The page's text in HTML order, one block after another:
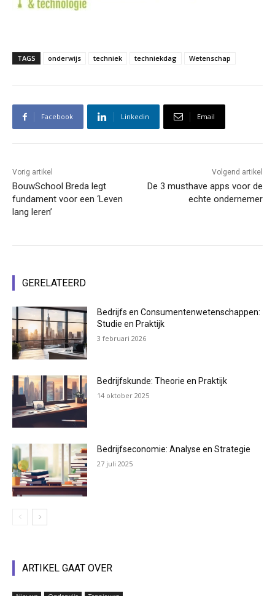
TAGS onderwijs techniek techniekdag Wetenschap
Facebook Linkedin Email
Vorig artikel
BouwSchool Breda legt
fundament voor een ‘Leven
lang leren’
Volgend artikel
De 3 musthave apps voor de
echte ondernemer
GERELATEERD
Bedrijfs en Consumentenwetenschappen:
Studie en Praktijk
3 februari 2026
Bedrijfskunde: Theorie en Praktijk
14 oktober 2025
Bedrijfseconomie: Analyse en Strategie
27 juli 2025
ARTIKEL GAAT OVER